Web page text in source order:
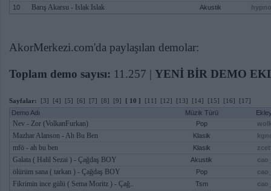
10
Barış Akarsu - Islak Islak Akustik
AkorMerkezi.com'da paylaşılan demolar:
Toplam demo sayısı: 11.257 | YENİ BİR DEMO
Sayfalar: [3] [4] [5] [6] [7] [8] [9] [ 10 ] [11] [12] [13] [14] [15] [16]
[17]
Demo Adı
Müzik Türü
Nev - Zor (VolkanFurkan) Pop
Mazhar Alanson - Ah Bu Ben Klasik
mfö - ah bu ben Klasik
Galata ( Halil Sezai ) - Çağdaş BOY Akustik
ölürüm sana ( tarkan ) - Çağdaş BOY Pop
Fikrimin ince gülü ( Sema Moritz ) - Çağ.. Tsm